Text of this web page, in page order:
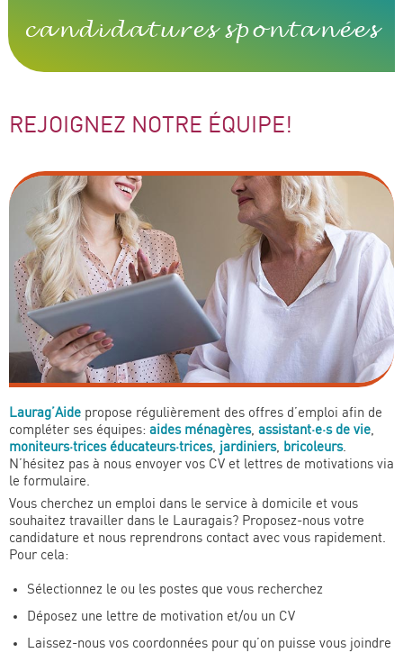
candidatures spontanées
REJOIGNEZ NOTRE ÉQUIPE!
Laurag’Aide propose régulièrement des offres d’emploi afin de
compléter ses équipes: aides ménagères, assistant·e·s de vie,
moniteurs·trices éducateurs·trices, jardiniers, bricoleurs.
N’hésitez pas à nous envoyer vos CV et lettres de motivations via
le formulaire.
Vous cherchez un emploi dans le service à domicile et vous
souhaitez travailler dans le Lauragais? Proposez-nous votre
candidature et nous reprendrons contact avec vous rapidement.
Pour cela:
Sélectionnez le ou les postes que vous recherchez
Déposez une lettre de motivation et/ou un CV
Laissez-nous vos coordonnées pour qu’on puisse vous joindre